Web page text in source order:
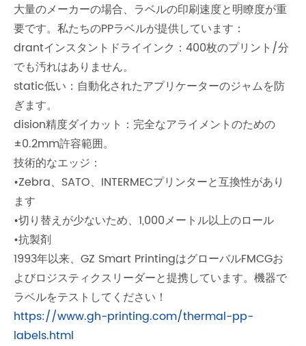
大量のメーカーの場合、ラベルの印刷速度と明瞭度が重
要です。私たちのPPラベルが提供しています：
drantインスタントドライインク：400枚のプリント/分
でも汚れはありません。
static低い：自動化されたアプリケーターのジャムを防
ぎます。
dision精度ダイカット：完全なアライメントのための
±0.2mm許容範囲。
技術的なエッジ：
•Zebra、SATO、INTERMECプリンターと互換性があり
ます
•切り替えが少ないため、1,000メートル以上のロール
•抗製剤
1993年以来、GZ Smart PrintingはグローバルFMCGお
よびロジスティクスリーダーと提携しています。機器で
ラベルをテストしてください！
https://www.gh-printing.com/thermal-pp-
labels.html